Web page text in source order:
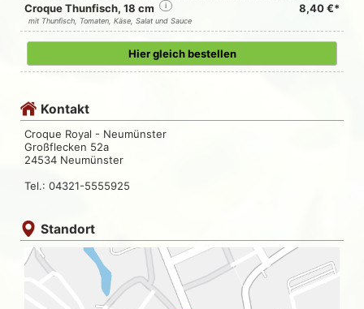
Croque Thunfisch, 18 cm i 8,40 €*
mit Thunfisch, Tomaten, Käse, Salat und Sauce
Hier gleich bestellen
Kontakt
Croque Royal - Neumünster
Großflecken 52a
24534 Neumünster
Tel.: 04321-5555925
Standort